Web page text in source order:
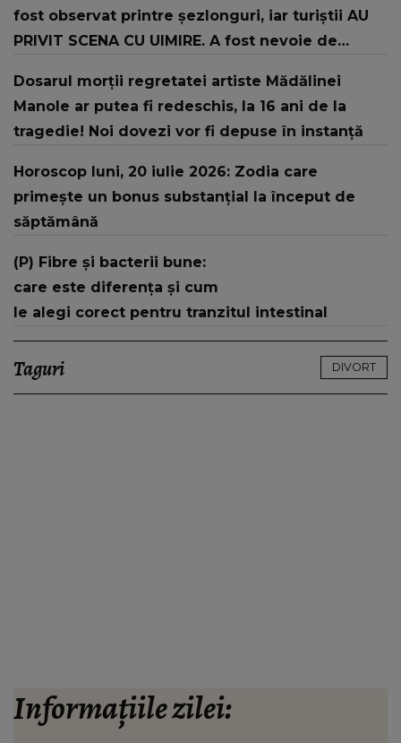
fost observat printre şezlonguri, iar turiştii AU
PRIVIT SCENA CU UIMIRE. A fost nevoie de
Dosarul morții regretatei artiste Mădălinei
Manole ar putea fi redeschis, la 16 ani de la
tragedie! Noi dovezi vor fi depuse în instanță
Horoscop luni, 20 iulie 2026: Zodia care
primește un bonus substanțial la început de
săptămână
(P) Fibre și bacterii bune:
care este diferența și cum
le alegi corect pentru tranzitul intestinal
Taguri DIVORT
Informațiile zilei: